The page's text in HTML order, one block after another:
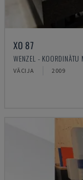
XO 87
WENZEL -
VĀCIJA 2009